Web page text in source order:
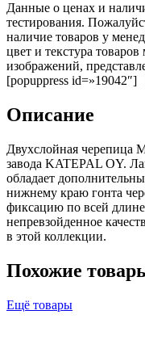
Данные о ценах и
тестирования.
наличие товаров у
цвет и текстура
изображений,
[popuppress
Описание
Двухслойная черепица
завода KATEPAL OY.
обладает
нижнему краю гонта
фиксацию по всей
непревзойденное
в этой коллекции.
Похожие
Ещё товары